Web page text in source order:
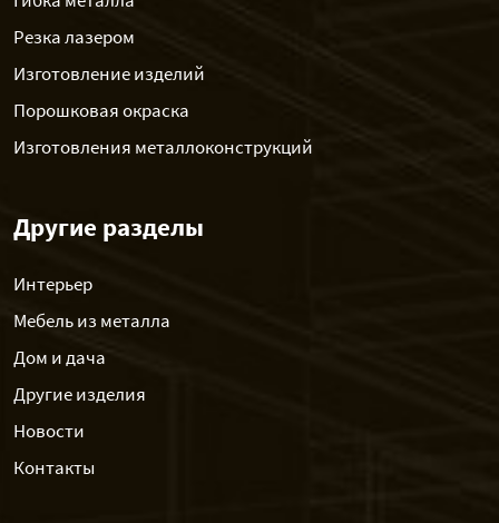
Резка лазером
Изготовление изделий
Порошковая окраска
Изготовления металлоконструкций
Другие разделы
Интерьер
Мебель из металла
Дом и дача
Другие изделия
Новости
Контакты